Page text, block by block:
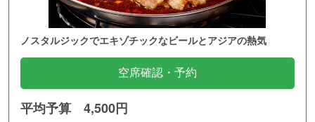
ノスタルジックでエキゾチックなビールとアジアの熱気
空席確認・予約
平均予算 4,500円